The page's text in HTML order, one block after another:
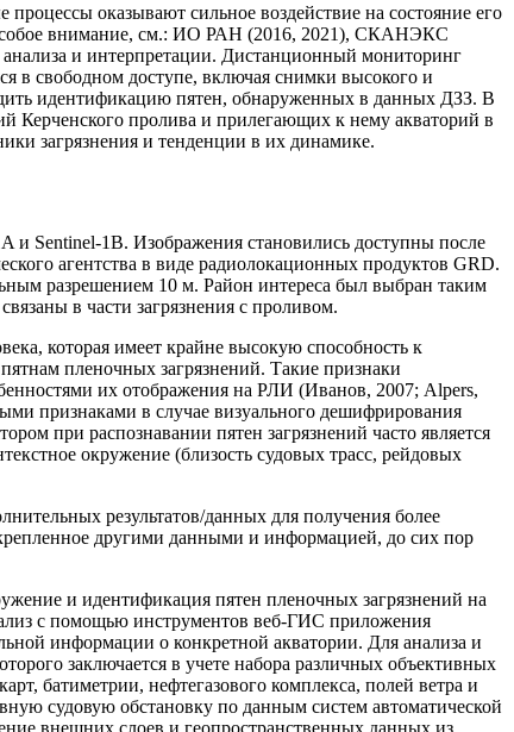
оказывают сильное воздействие на состояние его
внимание, см.: ИО РАН (2016, 2021), СКАНЭКС
анализа и интерпретации. Дистанционный мониторинг
в свободном доступе, включая снимки высокого и
идентификацию пятен, обнаруженных в данных ДЗЗ. В
Керченского пролива и прилегающих к нему акваторий в
загрязнения и тенденции в их динамике.
и Sentinel-1B. Изображения становились доступны после
агентства в виде радиолокационных продуктов GRD.
разрешением 10 м. Район интереса был выбран таким
в части загрязнения с проливом.
которая имеет крайне высокую способность к
пленочных загрязнений. Такие признаки
их отображения на РЛИ (Иванов, 2007; Alpers,
признаками в случае визуального дешифрирования
при распознавании пятен загрязнений часто является
окружение (близость судовых трасс, рейдовых
результатов/данных для получения более
другими данными и информацией, до сих пор
и идентификация пятен пленочных загрязнений на
с помощью инструментов веб-ГИС приложения
информации о конкретной акватории. Для анализа и
заключается в учете набора различных объективных
батиметрии, нефтегазового комплекса, полей ветра и
судовую обстановку по данным систем автоматической
внешних слоев и геопространственных данных из